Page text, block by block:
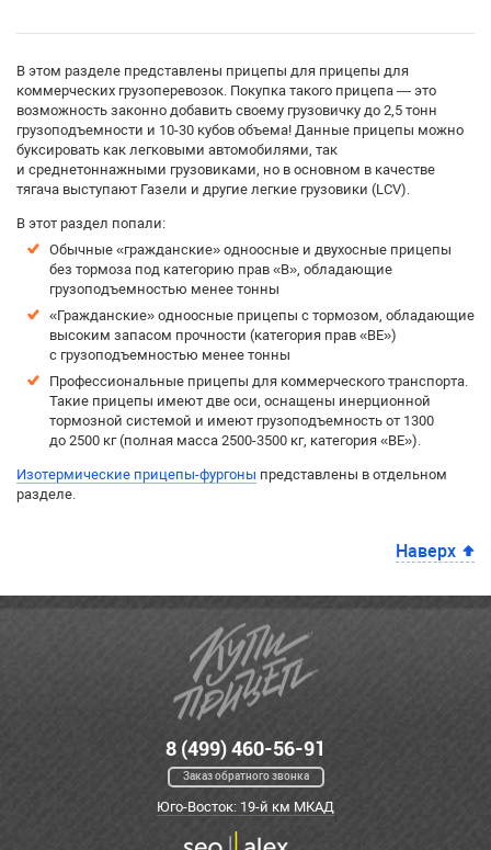
В этом разделе представлены прицепы для прицепы для
коммерческих грузоперевозок. Покупка такого прицепа — это
возможность законно добавить своему грузовичку до 2,5 тонн
грузоподъемности и 10-30 кубов объема! Данные прицепы можно
буксировать как легковыми автомобилями, так
и среднетоннажными грузовиками, но в основном в качестве
тягача выступают Газели и другие легкие грузовики (LCV).
В этот раздел попали:
Обычные «гражданские» одноосные и двухосные прицепы
без тормоза под категорию прав «B», обладающие
грузоподъемностью менее тонны
«Гражданские» одноосные прицепы с тормозом, обладающие
высоким запасом прочности (категория прав «BE»)
с грузоподъемностью менее тонны
Профессиональные прицепы для коммерческого транспорта.
Такие прицепы имеют две оси, оснащены инерционной
тормозной системой и имеют грузоподъемность от 1300
до 2500 кг (полная масса 2500-3500 кг, категория «BE»).
Изотермические прицепы-фургоны представлены в отдельном
разделе.
Наверх
8 (499) 460-56-91
Заказ обратного звонка
Юго-Восток: 19-й км МКАД